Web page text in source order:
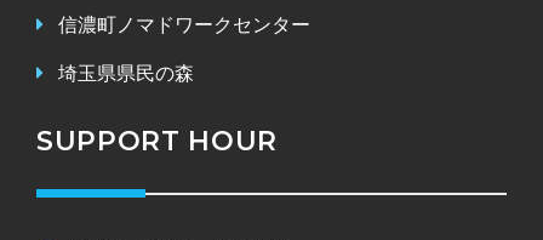
信濃町ノマドワークセンター
埼玉県県民の森
SUPPORT HOUR